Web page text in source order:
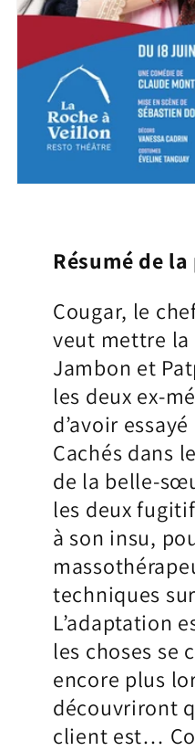
Résumé de la
Cougar, le
veut mettre la
Jambon et
les deux ex-
d’avoir
Cachés dans
de la belle-
les deux
à son insu,
techniques
L’adaptation
les choses se
encore plus
découvriront
client est…